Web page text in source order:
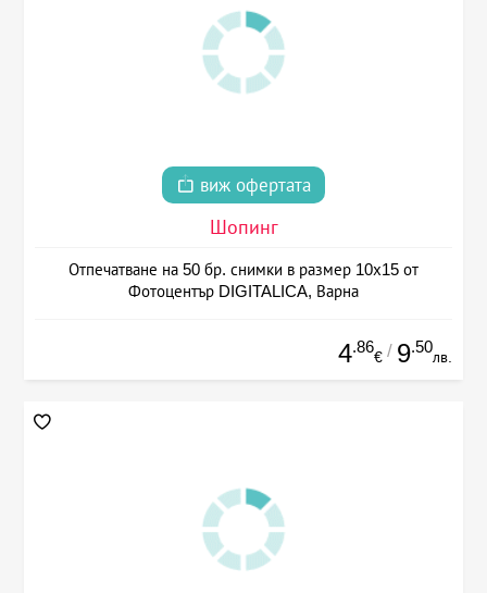
виж офертата
Шопинг
Отпечатване на 50 бр. снимки в размер 10х15 от
Фотоцентър DIGITALICA, Варна
4.86
€ / 9.50
лв.